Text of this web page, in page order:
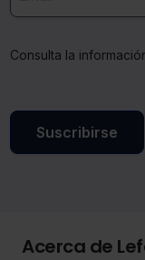
Consulta la
Suscribirse
Acerca de